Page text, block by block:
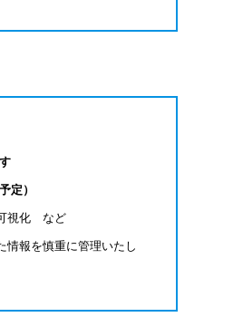
定）
視化 など
情報を慎重に管理いたし